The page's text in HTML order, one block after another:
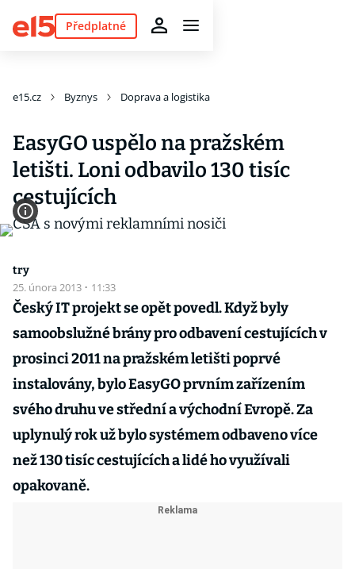
Předplatné
e15.cz Byznys Doprava a logistika
EasyGO uspělo na pražském
letišti. Loni odbavilo 130 tisíc
cestujících
try
25. února 2013 · 11:33
Český IT projekt se opět povedl. Když byly
samoobslužné brány pro odbavení cestujících v
prosinci 2011 na pražském letišti poprvé
instalovány, bylo EasyGO prvním zařízením
svého druhu ve střední a východní Evropě. Za
uplynulý rok už bylo systémem odbaveno více
než 130 tisíc cestujících a lidé ho využívali
opakovaně.